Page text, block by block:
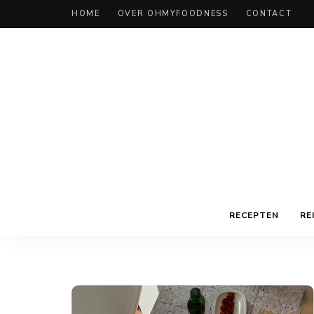
HOME OVER OHMYFOODNESS CONTACT
RECEPTEN